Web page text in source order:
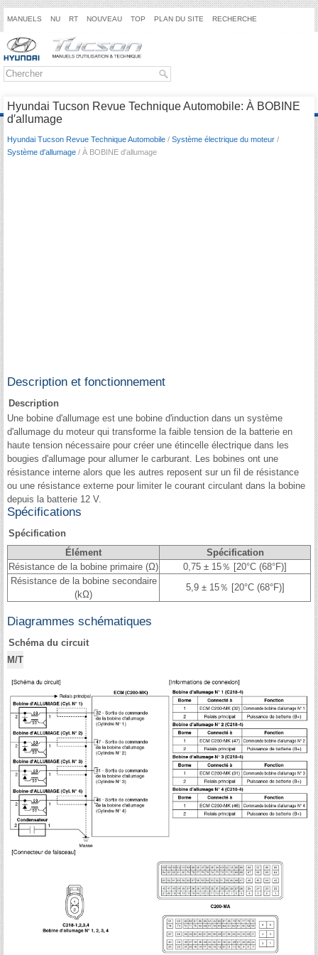
MANUELS NU RT NOUVEAU TOP PLAN DU SITE RECHERCHE
Hyundai Tucson Revue Technique Automobile: À BOBINE
d′allumage
Hyundai Tucson Revue Technique Automobile / Système électrique du moteur /
Système d′allumage / À BOBINE d′allumage
Description et fonctionnement
Description
Une bobine d'allumage est une bobine d'induction dans un système
d'allumage du moteur qui transforme la faible tension de la batterie en
haute tension nécessaire pour créer une étincelle électrique dans les
bougies d'allumage pour allumer le carburant. Les bobines ont une
résistance interne alors que les autres reposent sur un fil de résistance
ou une résistance externe pour limiter le courant circulant dans la bobine
depuis la batterie 12 V.
Spécifications
Spécification
Élément
Spécification
Résistance de la bobine primaire (Ω)
0,75 ± 15％ [20°C (68°F)]
Résistance de la bobine secondaire
(kΩ)
5,9 ± 15％ [20°C (68°F)]
Diagrammes schématiques
Schéma du circuit
M/T